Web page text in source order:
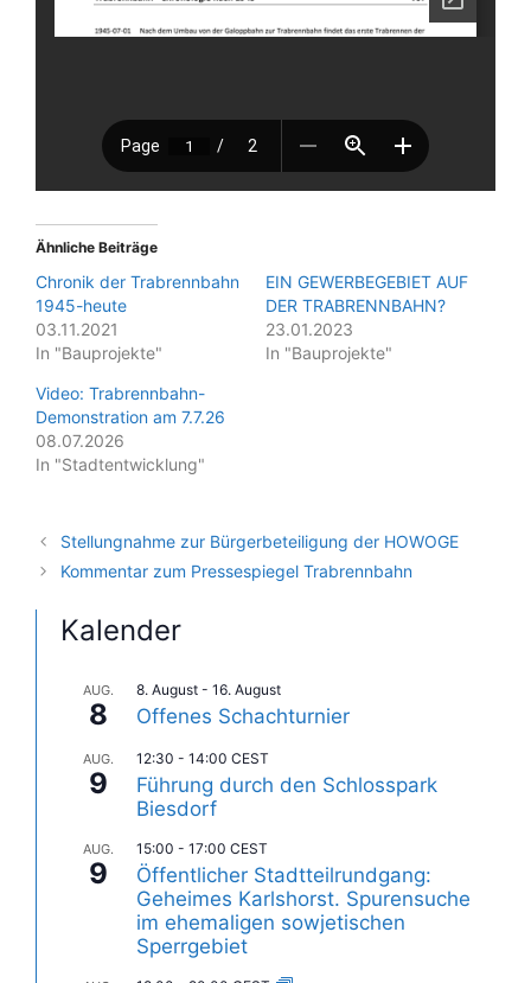
Ähnliche Beiträge
Chronik der Trabrennbahn
1945-heute
03.11.2021
In "Bauprojekte"
EIN GEWERBEGEBIET AUF
DER TRABRENNBAHN?
23.01.2023
In "Bauprojekte"
Video: Trabrennbahn-
Demonstration am 7.7.26
08.07.2026
In "Stadtentwicklung"
Stellungnahme zur Bürgerbeteiligung der HOWOGE
Kommentar zum Pressespiegel Trabrennbahn
Kalender
AUG.
8
8. August - 16. August
Offenes Schachturnier
AUG.
9
12:30 - 14:00 CEST
Führung durch den Schlosspark
Biesdorf
AUG.
9
15:00 - 17:00 CEST
Öffentlicher Stadtteilrundgang:
Geheimes Karlshorst. Spurensuche
im ehemaligen sowjetischen
Sperrgebiet